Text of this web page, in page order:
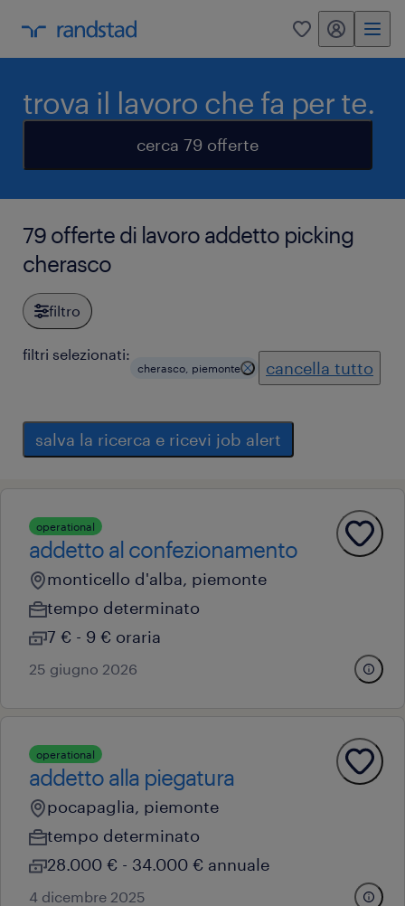
0 my randstad
trova il lavoro che fa per te.
cerca 79 offerte
79 offerte di lavoro addetto picking
cherasco
filtro
filtri selezionati:
cherasco, piemonte cancella tutto
salva la ricerca e ricevi job alert
operational
addetto al confezionamento
monticello d'alba, piemonte
tempo determinato
7 € - 9 € oraria
25 giugno 2026
operational
addetto alla piegatura
pocapaglia, piemonte
tempo determinato
28.000 € - 34.000 € annuale
4 dicembre 2025